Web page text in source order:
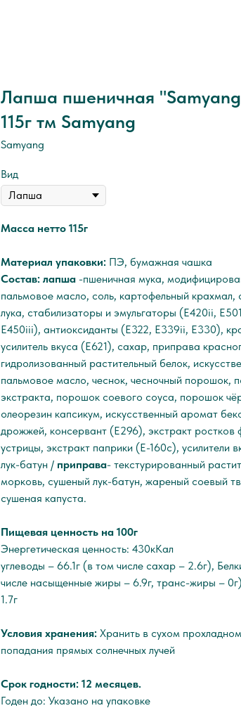
Лапша пшеничная
115г тм Samyang
Samyang
Вид
Масса нетто 115г
Материал упаковки: ПЭ, бумажная чашка
Состав: лапша -пшеничная мука,
пальмовое масло, соль, картофельный крахмал,
лука, стабилизаторы и эмульгаторы (Е420ii,
E450iii), антиоксиданты (E322, E339ii, E330),
усилитель вкуса (Е621), сахар, приправа
гидролизованный растительный белок,
пальмовое масло, чеснок, чесночный порошок,
экстракта, порошок соевого соуса, порошок
олеорезин капсикум, искусственный аромат
дрожжей, консервант (Е296), экстракт ростков
устрицы, экстракт паприки (Е-160с), усилители
лук-батун / приправа- текстурированный
морковь, сушеный лук-батун, жареный соевый
сушеная капуста.
Пищевая ценность на 100г
Энергетическая ценность: 430кКал
углеводы – 66.1г (в том числе сахар – 2.6г),
числе насыщенные жиры – 6.9г, транс-жиры –
1.7г
Условия хранения: Хранить в сухом
попадания прямых солнечных лучей
Срок годности: 12 месяцев.
Годен до: Указано на упаковке